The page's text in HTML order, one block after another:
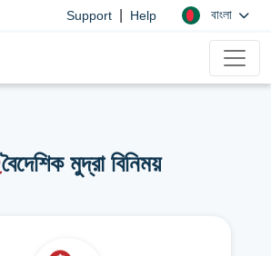
Support Help বাংলা
বৈদেশিক মুদ্রা বিনিময়